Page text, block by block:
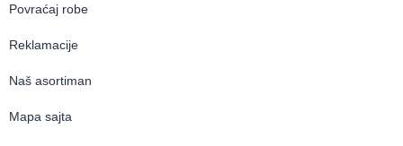
Povraćaj robe
Reklamacije
Naš asortiman
Mapa sajta